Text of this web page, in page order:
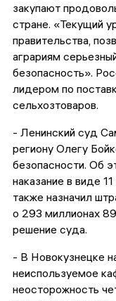
закупают
стране. «Текущий
правительства,
аграриям
безопасность».
лидером по
сельхозтоваров.
- Ленинский суд
региону Олегу
безопасности. Об
наказание в виде
также назначил
о 293 миллионах
решение суда.
- В Новокузнецке
неиспользуемое
неосторожность